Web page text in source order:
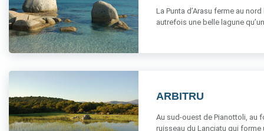
La Punta d’Arasu ferme au
autrefois une belle lagune
ARBITRU
Au sud-ouest de Pianottoli, au
ruisseau du Lanciatu qui forme